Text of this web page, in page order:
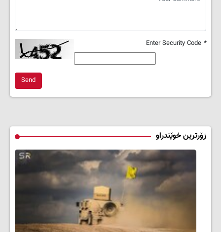
*
Send
زۆرترین خوێندراو